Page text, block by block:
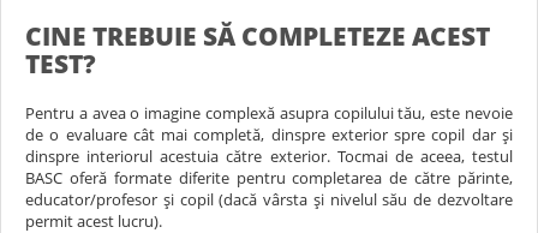
CINE TREBUIE SĂ COMPLETEZE ACEST
TEST?
Pentru a avea o imagine complexă asupra copilului tău, este nevoie
de o evaluare cât mai completă, dinspre exterior spre copil dar şi
dinspre interiorul acestuia către exterior. Tocmai de aceea, testul
BASC oferă formate diferite pentru completarea de către părinte,
educator/profesor şi copil (dacă vârsta şi nivelul său de dezvoltare
permit acest lucru).